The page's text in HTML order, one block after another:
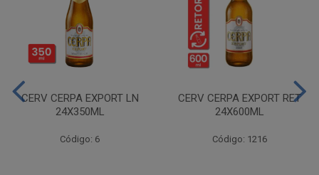
CERV CERPA EXPORT LN
24X350ML
Código: 6
CERV CERPA EXPORT RET
24X600ML
Código: 1216